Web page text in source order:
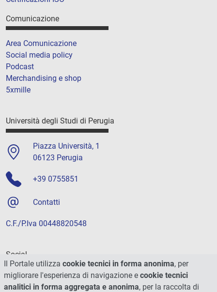
Comunicazione
Area Comunicazione
Social media policy
Podcast
Merchandising e shop
5xmille
Università degli Studi di Perugia
Piazza Università, 1
06123 Perugia
+39 0755851
Contatti
C.F./P.Iva 00448820548
Social
Il Portale utilizza cookie tecnici in forma anonima, per
migliorare l'esperienza di navigazione e cookie tecnici
analitici in forma aggregata e anonima, per la raccolta di